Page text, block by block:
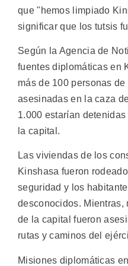
que "hemos limpiado
significar que los tutsis
Según la Agencia de
fuentes diplomáticas en
más de 100 personas
asesinadas en la caza
1.000 estarían
la capital.
Las viviendas de los
Kinshasa fueron
seguridad y los
desconocidos. Mientras,
de la capital fueron
rutas y caminos del
Misiones diplomáticas